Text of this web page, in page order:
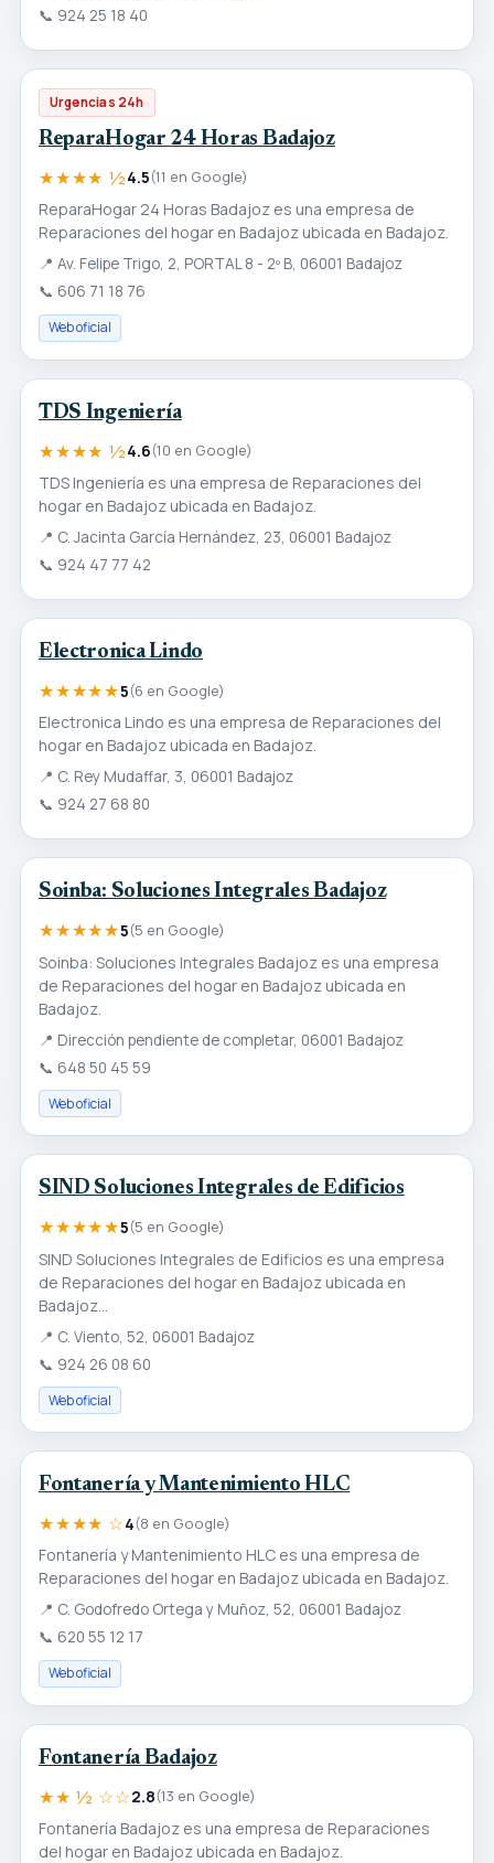
📞 924 25 18 40
Urgencias 24h
ReparaHogar 24 Horas Badajoz
★★★★ ½4.5(11 en Google)
ReparaHogar 24 Horas Badajoz es una empresa de
Reparaciones del hogar en Badajoz ubicada en Badajoz.
📍 Av. Felipe Trigo, 2, PORTAL 8 - 2º B, 06001 Badajoz
📞 606 71 18 76
Web oficial
TDS Ingeniería
★★★★ ½4.6(10 en Google)
TDS Ingeniería es una empresa de Reparaciones del
hogar en Badajoz ubicada en Badajoz.
📍 C. Jacinta García Hernández, 23, 06001 Badajoz
📞 924 47 77 42
Electronica Lindo
★★★★★5(6 en Google)
Electronica Lindo es una empresa de Reparaciones del
hogar en Badajoz ubicada en Badajoz.
📍 C. Rey Mudaffar, 3, 06001 Badajoz
📞 924 27 68 80
Soinba: Soluciones Integrales Badajoz
★★★★★5(5 en Google)
Soinba: Soluciones Integrales Badajoz es una empresa
de Reparaciones del hogar en Badajoz ubicada en
Badajoz.
📍 Dirección pendiente de completar, 06001 Badajoz
📞 648 50 45 59
Web oficial
SIND Soluciones Integrales de Edificios
★★★★★5(5 en Google)
SIND Soluciones Integrales de Edificios es una empresa
de Reparaciones del hogar en Badajoz ubicada en
Badajoz...
📍 C. Viento, 52, 06001 Badajoz
📞 924 26 08 60
Web oficial
Fontanería y Mantenimiento HLC
★★★★ ☆4(8 en Google)
Fontanería y Mantenimiento HLC es una empresa de
Reparaciones del hogar en Badajoz ubicada en Badajoz.
📍 C. Godofredo Ortega y Muñoz, 52, 06001 Badajoz
📞 620 55 12 17
Web oficial
Fontanería Badajoz
★★ ½ ☆☆2.8(13 en Google)
Fontanería Badajoz es una empresa de Reparaciones
del hogar en Badajoz ubicada en Badajoz.